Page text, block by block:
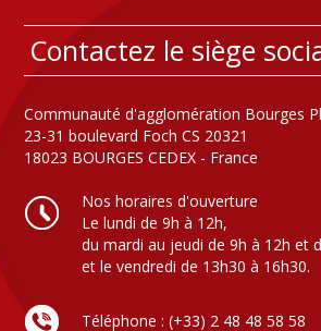
Contactez le siège
Communauté d'agglomération Bourges
23-31 boulevard Foch CS 20321
18023 BOURGES CEDEX - France
Nos horaires d'ouverture
Le lundi de 9h à 12h,
du mardi au jeudi de 9h à 12h et
et le vendredi de 13h30 à 16h30.
Téléphone : (+33) 2 48 48 58 58